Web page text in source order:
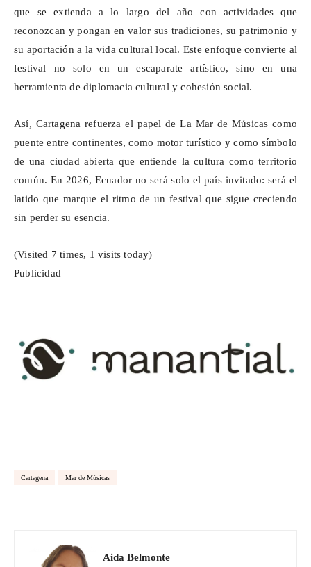
que se extienda a lo largo del año con actividades que
reconozcan y pongan en valor sus tradiciones, su patrimonio y
su aportación a la vida cultural local. Este enfoque convierte al
festival no solo en un escaparate artístico, sino en una
herramienta de diplomacia cultural y cohesión social.
Así, Cartagena refuerza el papel de La Mar de Músicas como
puente entre continentes, como motor turístico y como símbolo
de una ciudad abierta que entiende la cultura como territorio
común. En 2026, Ecuador no será solo el país invitado: será el
latido que marque el ritmo de un festival que sigue creciendo
sin perder su esencia.
(Visited 7 times, 1 visits today)
Publicidad
Cartagena Mar de Músicas
Aida Belmonte